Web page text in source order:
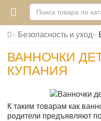
Безопасность и уход
ВАННОЧКИ
КУПАНИЯ
К таким товарам как
родители предъявляют